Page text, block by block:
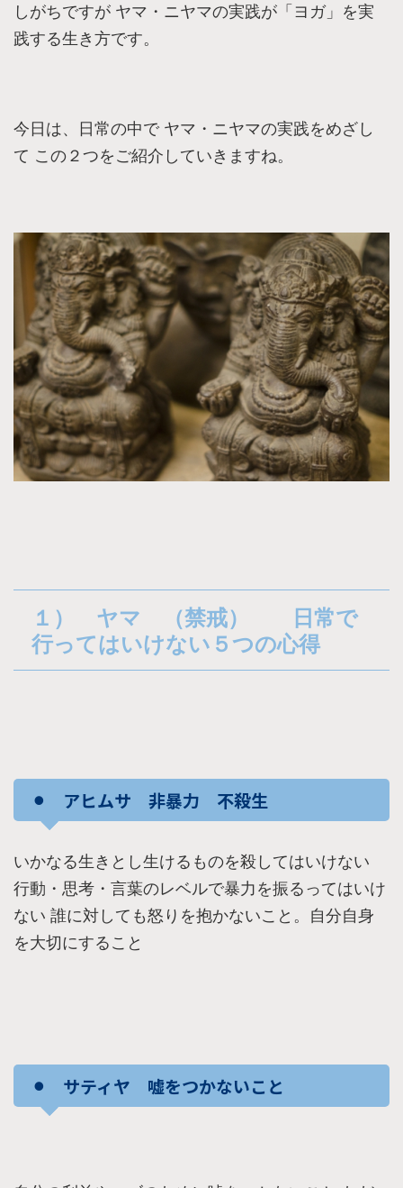
しがちですが ヤマ・ニヤマの実践が「ヨガ」を実
践する生き方です。
今日は、日常の中で ヤマ・ニヤマの実践をめざし
て この２つをご紹介していきますね。
１） ヤマ （禁戒） 日常で
行ってはいけない５つの心得
⚫︎ アヒムサ 非暴力 不殺生
いかなる生きとし生けるものを殺してはいけない
行動・思考・言葉のレベルで暴力を振るってはいけ
ない 誰に対しても怒りを抱かないこと。自分自身
を大切にすること
⚫︎ サティヤ 嘘をつかないこと